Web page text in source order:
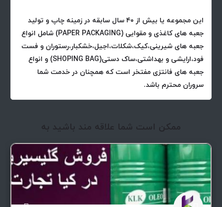
این مجموعه یا بیش از ۴۰ سال سابقه در زمینه چاپ و تولید
جعبه های کاغذی و مقوایی (PAPER PACKAGING) شامل انواع
جعبه های شیرینی،کیک،شکلات،اجیل،خشکبار،رستوران و فست
فود،ارایشی و بهداشتی،ساک دستی(SHOPING BAG) و انواع
جعبه های فانتزی مفتخر است که همچنان در خدمت شما
سروران محترم باشد.
ممکن است شما علاقه مند باشید به